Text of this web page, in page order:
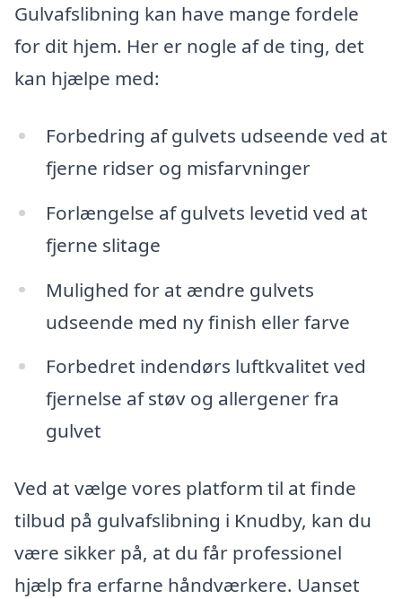
Gulvafslibning kan have mange fordele
for dit hjem. Her er nogle af de ting, det
kan hjælpe med:
Forbedring af gulvets udseende ved at
fjerne ridser og misfarvninger
Forlængelse af gulvets levetid ved at
fjerne slitage
Mulighed for at ændre gulvets
udseende med ny finish eller farve
Forbedret indendørs luftkvalitet ved
fjernelse af støv og allergener fra
gulvet
Ved at vælge vores platform til at finde
tilbud på gulvafslibning i Knudby, kan du
være sikker på, at du får professionel
hjælp fra erfarne håndværkere. Uanset